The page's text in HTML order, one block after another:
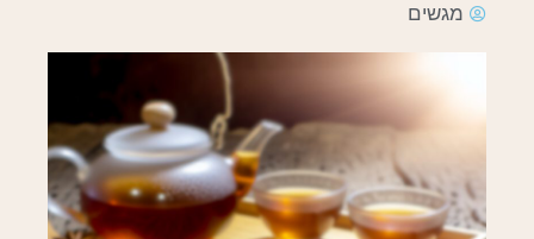
מגשים